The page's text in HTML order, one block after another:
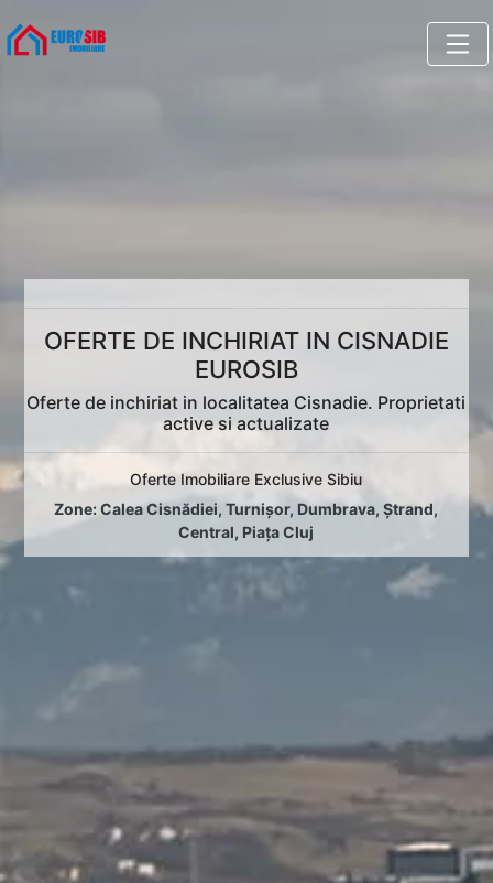
OFERTE DE INCHIRIAT IN CISNADIE
EUROSIB
Oferte de inchiriat in localitatea Cisnadie. Proprietati
active si actualizate
Oferte Imobiliare Exclusive Sibiu
Zone:Calea Cisnădiei,Turnișor, Dumbrava,Ștrand,
Central, Piața Cluj